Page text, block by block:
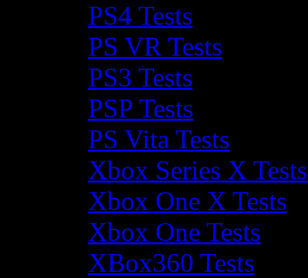
PS4 Tests
PS VR Tests
PS3 Tests
PSP Tests
PS Vita Tests
Xbox Series X Tests
Xbox One X Tests
Xbox One Tests
XBox360 Tests